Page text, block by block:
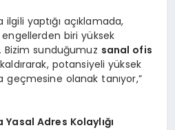
ilgili yaptığı açıklamada,
biri yüksek
Bizim sunduğumuz sanal ofis
potansiyeli yüksek
olanak tanıyor,”
Adres Kolaylığı